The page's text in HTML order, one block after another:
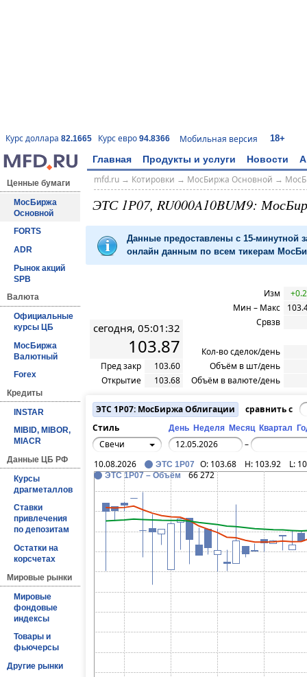
Курс доллара 82.1665 Курс евро 94.8366 Мобильная версия 18+
Главная Продукты и услуги Новости
Ценные бумаги
МосБиржа
Основной
FORTS
ADR
Рынок акций
SPB
Валюта
Официальные
курсы ЦБ
МосБиржа
Валютный
Forex
Кредиты
INSTAR
MIBID, MIBOR,
MIACR
Данные ЦБ РФ
Курсы
драгметаллов
Ставки
привлечения
по депозитам
Остатки на
корсчетах
Мировые рынки
Мировые
фондовые
индексы
Товары и
фьючерсы
Другие рынки
mfd.ru→ Котировки → МосБиржа Основной →
ЭТС 1Р07, RU000A10BUM9:
Данные предоставлены с 15-минутной
онлайн данным по всем тикерам
сегодня, 05:01:32
103.87
Пред закр
103.60
Открытие
103.68
Изм
Мин – Макс
Срвзв
Кол-во сделок/день
Объём в шт/день
Объём в валюте/день
ЭТС 1Р07: МосБиржа Облигации
сравнить с
Стиль
День Неделя Месяц Квартал
Свечи
–
10.08.2026
ЭТС 1Р07 O: 103.68 H: 103.92 L:
ЭТС 1Р07 – Объём 66 272